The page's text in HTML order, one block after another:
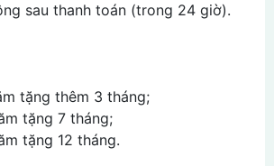
sau thanh toán (trong 24 giờ).
tặng thêm 3 tháng;
tặng 7 tháng;
tặng 12 tháng.